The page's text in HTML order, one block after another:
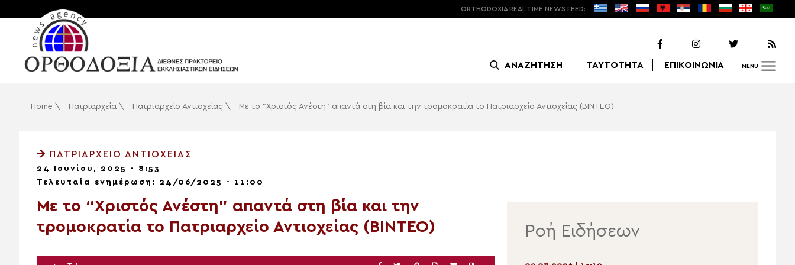
ORTHODOXIA REAL TIME NEWS FEED:
ΑΝΑΖΗΤΗΣΗ ΤΑΥΤΟΤΗΤΑ ΕΠΙΚΟΙΝΩΝΙΑ MENU
Home \ Πατριαρχεία \ Πατριαρχείο Αντιοχείας \ Με το “Χριστός Ανέστη” απαντά στη βία και την τρομοκρατία το Πατριαρχείο Αντιοχείας (ΒΙΝΤΕΟ)
ΠΑΤΡΙΑΡΧΕΊΟ ΑΝΤΙΟΧΕΊΑΣ
24 Ιουνίου, 2025 - 8:53
Τελευταία ενημέρωση: 24/06/2025 - 11:00
Με το “Χριστός Ανέστη” απαντά στη βία και την
τρομοκρατία το Πατριαρχείο Αντιοχείας (ΒΙΝΤΕΟ)
Ροή Ειδήσεων